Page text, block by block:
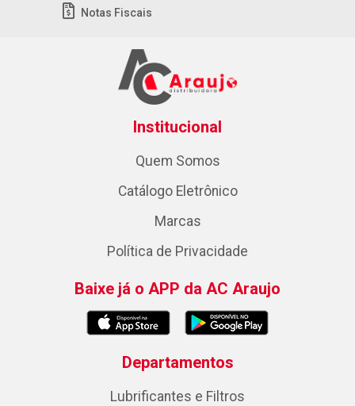
Notas Fiscais
Institucional
Quem Somos
Catálogo Eletrônico
Marcas
Política de Privacidade
Baixe já o APP da AC Araujo
Departamentos
Lubrificantes e Filtros